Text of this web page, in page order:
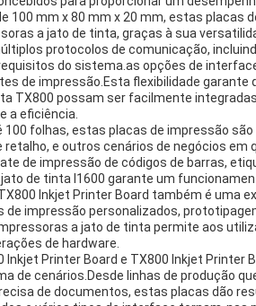
100 mm x 80 mm x 20 mm, estas placas
a jato de tinta, graças à sua
protocolos de comunicação,
do sistema.as opções de
de impressão.Esta flexibilidade garante
TX800 possam ser facilmente
a eficiência.
100 folhas, estas placas de impressão
e outros cenários de negócios em
de impressão de códigos de barras,
de tinta I1600 garante um
Inkjet Printer Board também é uma
impressão personalizados,
a jato de tinta permite aos
de hardware.
Printer Board e TX800 Inkjet Printer
de cenários.Desde linhas de produção
de documentos, estas placas dão